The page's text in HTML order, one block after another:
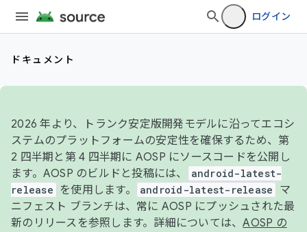
ログイン
ドキュメント
2026 年より、トランク安定版開発モデルに沿ってエコシ
ステムのプラットフォームの安定性を確保するため、第
2 四半期と第 4 四半期に AOSP にソースコードを公開し
ます。AOSP のビルドと投稿には、
android-latest-
release
を使用します。 android-latest-release
マ
ニフェスト ブランチは、常に AOSP にプッシュされた最
新のリリースを参照します。詳細については、AOSP の